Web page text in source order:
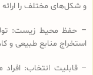
و شکل‌های مختلف را
– حفظ محیط زیست:
استخراج منابع طبیعی
– قابلیت انتخاب: